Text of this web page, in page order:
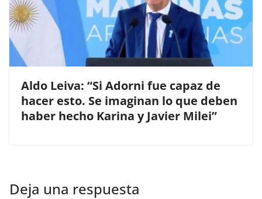
Aldo Leiva: “Si Adorni fue capaz de
hacer esto. Se imaginan lo que deben
haber hecho Karina y Javier Milei”
Deja una respuesta